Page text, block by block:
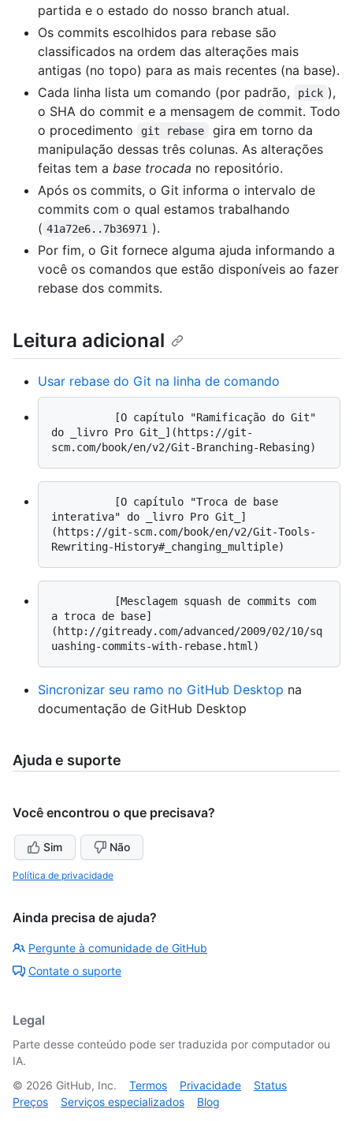
partida e o estado do nosso branch atual.
Os commits escolhidos para rebase são
classificados na ordem das alterações mais
antigas (no topo) para as mais recentes (na base).
Cada linha lista um comando (por padrão,
pick ),
o SHA do commit e a mensagem de commit. Todo
o procedimento
git rebase
gira em torno da
manipulação dessas três colunas. As alterações
feitas tem a base trocada no repositório.
Após os commits, o Git informa o intervalo de
commits com o qual estamos trabalhando
( 41a72e6..7b36971 ).
Por fim, o Git fornece alguma ajuda informando a
você os comandos que estão disponíveis ao fazer
rebase dos commits.
Leitura adicional
Usar rebase do Git na linha de comando
do _livro Pro Git_](https://git-
interativa" do _livro Pro Git_]
(https://git-scm.com/book/en/v2/Git-Tools-
a troca de base]
(http://gitready.com/advanced/2009/02/10/sq
Sincronizar seu ramo no GitHub Desktop na
documentação de GitHub Desktop
Ajuda e suporte
Você encontrou o que precisava?
Sim Não
Política de privacidade
Ainda precisa de ajuda?
Pergunte à comunidade de GitHub
Contate o suporte
Legal
Parte desse conteúdo pode ser traduzida por computador ou
IA.
© 2026 GitHub, Inc. Termos Privacidade
Status
Preços
Serviços especializados Blog